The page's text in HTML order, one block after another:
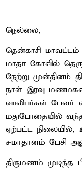
நெல்லை,
தென்காசி
மாதா கோவில்
நேற்று முன்தினம்
நாள் இரவு
வாலிபர்கள்
மதுபோதையில் வந்த
ஏற்பட்ட நிலையில்,
சமாதானம் பேசி
திருமணம் முடிந்த